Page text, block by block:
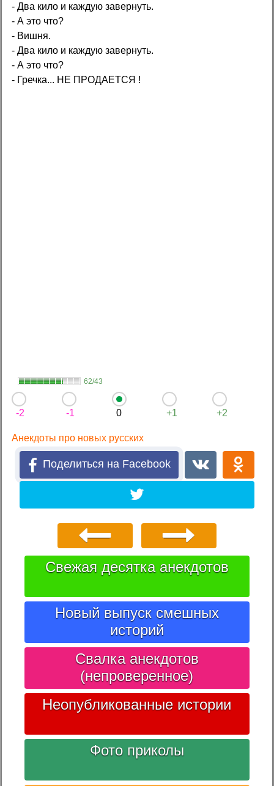
- Два кило и каждую завернуть.
- А это что?
- Вишня.
- Два кило и каждую завернуть.
- А это что?
- Гречка... НЕ ПРОДАЕТСЯ !
62/43
-2 -1 0 +1 +2
Анекдоты про новых русских
Поделиться на Facebook
Свежая десятка анекдотов
Новый выпуск смешных
историй
Свалка анекдотов
(непроверенное)
Неопубликованные истории
Фото приколы